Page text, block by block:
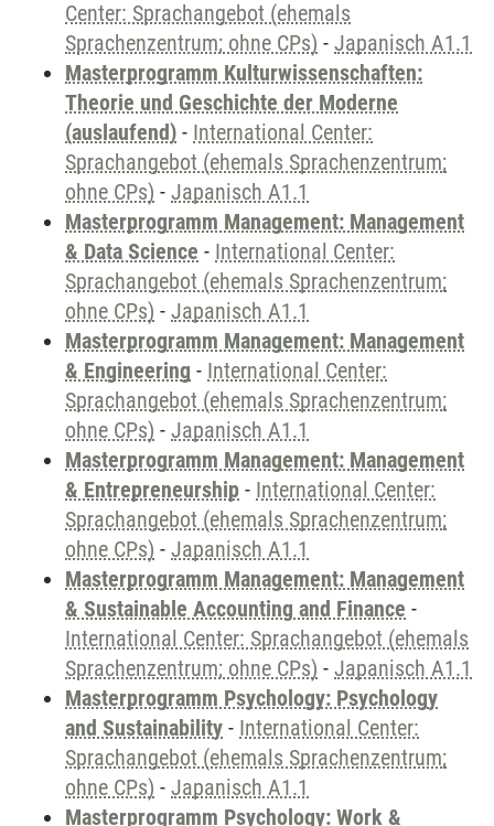
Center: Sprachangebot (ehemals
Sprachenzentrum; ohne CPs) - Japanisch A1.1
Masterprogramm Kulturwissenschaften:
Theorie und Geschichte der Moderne
(auslaufend) - International Center:
Sprachangebot (ehemals Sprachenzentrum;
ohne CPs) - Japanisch A1.1
Masterprogramm Management: Management
& Data Science - International Center:
Sprachangebot (ehemals Sprachenzentrum;
ohne CPs) - Japanisch A1.1
Masterprogramm Management: Management
& Engineering - International Center:
Sprachangebot (ehemals Sprachenzentrum;
ohne CPs) - Japanisch A1.1
Masterprogramm Management: Management
& Entrepreneurship - International Center:
Sprachangebot (ehemals Sprachenzentrum;
ohne CPs) - Japanisch A1.1
Masterprogramm Management: Management
& Sustainable Accounting and Finance -
International Center: Sprachangebot (ehemals
Sprachenzentrum; ohne CPs) - Japanisch A1.1
Masterprogramm Psychology: Psychology
and Sustainability - International Center:
Sprachangebot (ehemals Sprachenzentrum;
ohne CPs) - Japanisch A1.1
Masterprogramm Psychology: Work &